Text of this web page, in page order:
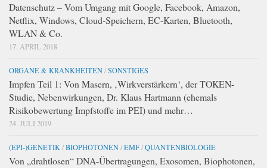
Datenschutz – Vom Umgang mit Google, Facebook, Amazon,
Netflix, Windows, Cloud-Speichern, EC-Karten, Bluetooth,
WLAN & Co.
17. APRIL 2018
ORGANE & KRANKHEITEN/SONSTIGES
Impfen Teil 1: Von Masern, ‚Wirkverstärkern‘, der TOKEN-
Studie, Nebenwirkungen, Dr. Klaus Hartmann (ehemals
Risikobewertung Impfstoffe im PEI) und mehr…
24. JULI 2019
(EPI-)GENETIK/BIOPHOTONEN/EMF/QUANTENBIOLOGIE
Von „drahtlosen“ DNA-Übertragungen, Exosomen, Biophotonen,